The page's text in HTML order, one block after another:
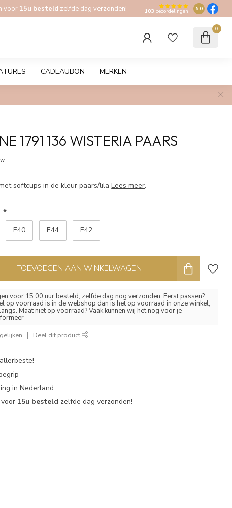
voor 15u besteld zelfde dag verzonden! 103 beoordelingen 9.0
0
CADEAUBON MERKEN
1791 136 WISTERIA PAARS
softcups in de kleur paars/lilaLees meer.
*
E40 E44 E42
TOEVOEGEN AAN WINKELWAGEN
voor 15:00 uur besteld, zelfde dag nog verzonden. Eerst passen?
op voorraad is in de webshop dan is het op voorraad in onze winkel,
Maat niet op voorraad? Vaak kunnen wij het nog voor je
Deel dit product
in Nederland
15u besteld zelfde dag verzonden!